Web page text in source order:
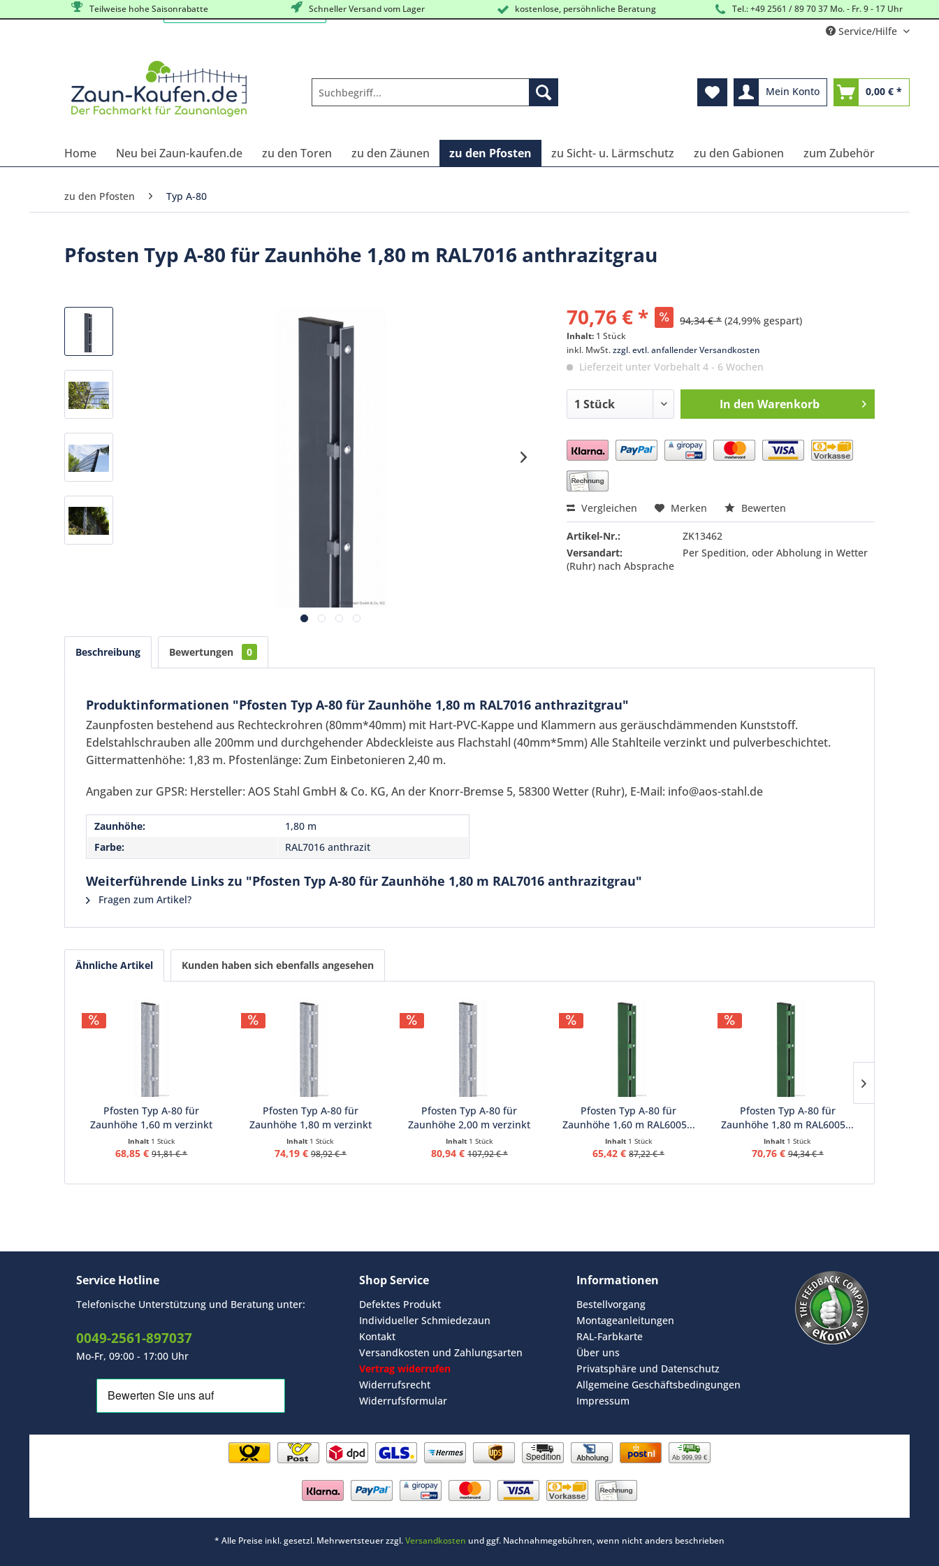
Teilweise hohe Saisonrabatte Schneller Versand vom Lager kostenlose, persöhnliche Beratung Tel.: +49 2561 / 89 70 37 Mo. - Fr. 9 - 17 Uhr
Service/Hilfe
Mein Konto 0,00 € *
Home Neu bei Zaun-kaufen.de zu den Toren zu den Zäunen zu den Pfosten zu Sicht- u. Lärmschutz zu den Gabionen zum Zubehör
zu den Pfosten Typ A-80
Pfosten Typ A-80 für Zaunhöhe 1,80 m RAL7016 anthrazitgrau
70,76 € * 94,34 € * (24,99% gespart)
Inhalt: 1 Stück
inkl. MwSt.zzgl. evtl. anfallender Versandkosten
Lieferzeit unter Vorbehalt 4 - 6 Wochen
In den Warenkorb
Preis anfragen
Vergleichen Merken Bewerten
Artikel-Nr.:
ZK13462
Versandart:
Per Spedition, oder Abholung in Wetter
(Ruhr) nach Absprache
Beschreibung Bewertungen 0
Produktinformationen "Pfosten Typ A-80 für Zaunhöhe 1,80 m RAL7016 anthrazitgrau"
Zaunpfosten bestehend aus Rechteckrohren (80mm*40mm) mit Hart-PVC-Kappe und Klammern aus geräuschdämmenden Kunststoff.
Edelstahlschrauben alle 200mm und durchgehender Abdeckleiste aus Flachstahl (40mm*5mm) Alle Stahlteile verzinkt und pulverbeschichtet.
Gittermattenhöhe: 1,83 m. Pfostenlänge: Zum Einbetonieren 2,40 m.
Angaben zur GPSR: Hersteller: AOS Stahl GmbH & Co. KG, An der Knorr-Bremse 5, 58300 Wetter (Ruhr), E-Mail: info@aos-stahl.de
Zaunhöhe:
1,80 m
Farbe:
RAL7016 anthrazit
Weiterführende Links zu "Pfosten Typ A-80 für Zaunhöhe 1,80 m RAL7016 anthrazitgrau"
Fragen zum Artikel?
Ähnliche Artikel Kunden haben sich ebenfalls angesehen
Pfosten Typ A-80 für
Zaunhöhe 1,60 m verzinkt
Inhalt 1 Stück
68,85 € 91,81 € *
Pfosten Typ A-80 für
Zaunhöhe 1,80 m verzinkt
Inhalt 1 Stück
74,19 € 98,92 € *
Pfosten Typ A-80 für
Zaunhöhe 2,00 m verzinkt
Inhalt 1 Stück
80,94 € 107,92 € *
Pfosten Typ A-80 für
Zaunhöhe 1,60 m RAL6005...
Inhalt 1 Stück
65,42 € 87,22 € *
Pfosten Typ A-80 für
Zaunhöhe 1,80 m RAL6005...
Inhalt 1 Stück
70,76 € 94,34 € *
Service Hotline
Telefonische Unterstützung und Beratung unter:
0049-2561-897037
Mo-Fr, 09:00 - 17:00 Uhr
Shop Service
Defektes Produkt
Individueller Schmiedezaun
Kontakt
Versandkosten und Zahlungsarten
Vertrag widerrufen
Widerrufsrecht
Widerrufsformular
Informationen
Bestellvorgang
Montageanleitungen
RAL-Farbkarte
Über uns
Privatsphäre und Datenschutz
Allgemeine Geschäftsbedingungen
Impressum
Ab 999,99 €
* Alle Preise inkl. gesetzl. Mehrwertsteuer zzgl.Versandkosten und ggf. Nachnahmegebühren, wenn nicht anders beschrieben